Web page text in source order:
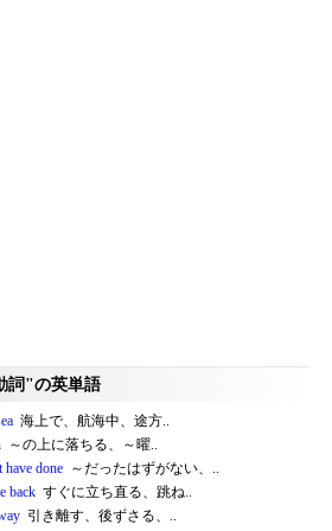
詞"の英単語
海上で、航海中、途方..
～の上に落ちる、～曜..
have done ～だったはずがない、..
back すぐに立ち直る、跳ね..
引き離す、後ずさる、..